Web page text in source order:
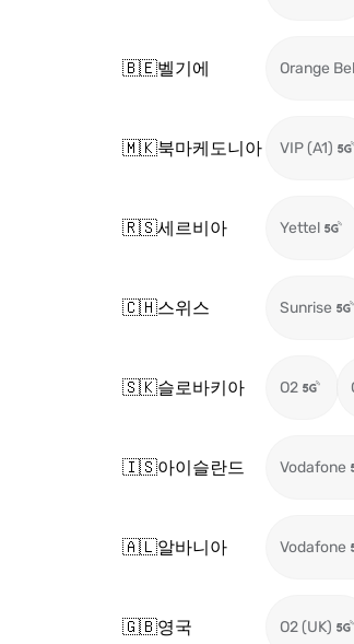
🇧🇪벨기에 Orange
🇲🇰북마케도니아 VIP (A1)
🇷🇸세르비아 Yettel
🇨🇭스위스 Sunrise
🇸🇰슬로바키아 O2
🇮🇸아이슬란드 Vodafone
🇦🇱알바니아 Vodafone
🇬🇧영국 O2 (UK)